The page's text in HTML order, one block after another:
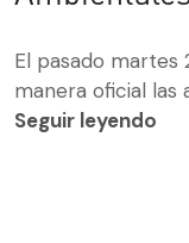
El pasado martes
manera oficial las
Seguir leyendo